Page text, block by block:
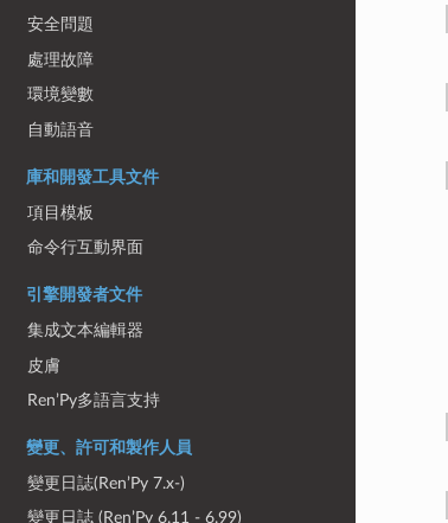
安全問題
處理故障
環境變數
自動語音
庫和開發工具文件
項目模板
命令行互動界面
引擎開發者文件
集成文本編輯器
皮膚
Ren’Py多語言支持
變更、許可和製作人員
變更日誌(Ren’Py 7.x-)
變更日誌 (Ren’Py 6.11 - 6.99)